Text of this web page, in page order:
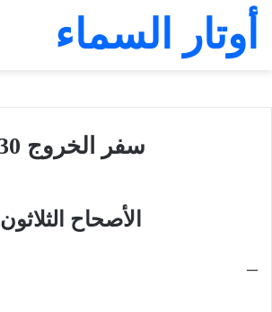
أوتار السماء
سفر الخروج 30
الأصحاح الثلاثون
–